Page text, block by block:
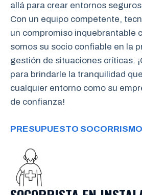
allá para crear entornos
Con un equipo competente,
un compromiso inquebrantable
somos su socio confiable en la
gestión de situaciones críticas.
para brindarle la tranquilidad
cualquier entorno como su
de confianza!
PRESUPUESTO